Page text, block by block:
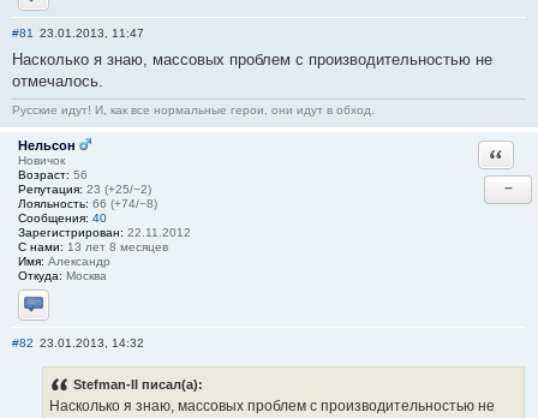
Отправить личное сообщение
#81 23.01.2013, 11:47
Насколько я знаю, массовых проблем с производительностью не
отмечалось.
Русские идут! И, как все нормальные герои, они идут в обход.
Нельсон
Новичок
Возраст: 56
Репутация: 23 (+25/−2)
Лояльность: 66 (+74/−8)
Сообщения: 40
Зарегистрирован: 22.11.2012
С нами: 13 лет 8 месяцев
Имя: Александр
Откуда: Москва
Отправить личное сообщение
−
#82 23.01.2013, 14:32
Stefman-II писал(а):
Насколько я знаю, массовых проблем с производительностью не